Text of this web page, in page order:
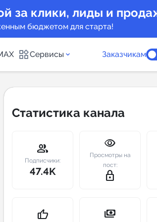
за клики, лиды и
бюджетом для старта!
Сервисы
Telegram
New
Заказчикам
Статистика канала
group
Подписчики:
47.4K
visibility
Просмотры на
пост:
lock_outline
thumb_up payments